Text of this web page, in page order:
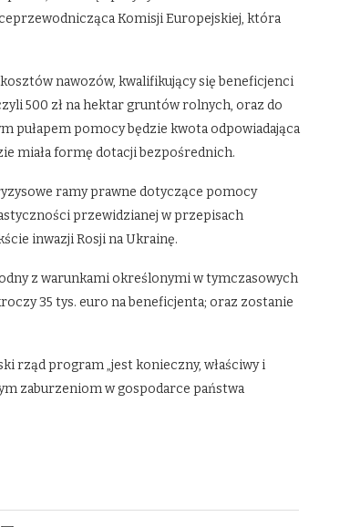
Komisji Europejskiej, która
nawozów, kwalifikujący się beneficjenci
500 zł na hektar gruntów rolnych, oraz do
pułapem pomocy będzie kwota odpowiadająca
miała formę dotacji bezpośrednich.
ramy prawne dotyczące pomocy
przewidzianej w przepisach
inwazji Rosji na Ukrainę.
z warunkami określonymi w tymczasowych
35 tys. euro na beneficjenta; oraz zostanie
rząd program „jest konieczny, właściwy i
zaburzeniom w gospodarce państwa